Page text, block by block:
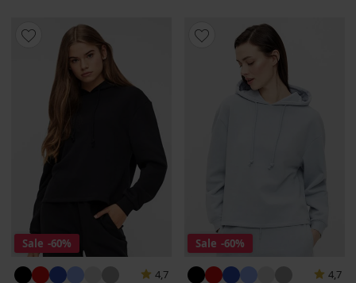
Sale -60%
4,7
Sale -60%
4,7